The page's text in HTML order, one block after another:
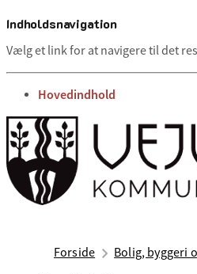
Indholdsnavigation
Vælg et link for at navigere til det
gå til
Hovedindhold
Forside Bolig, byggeri